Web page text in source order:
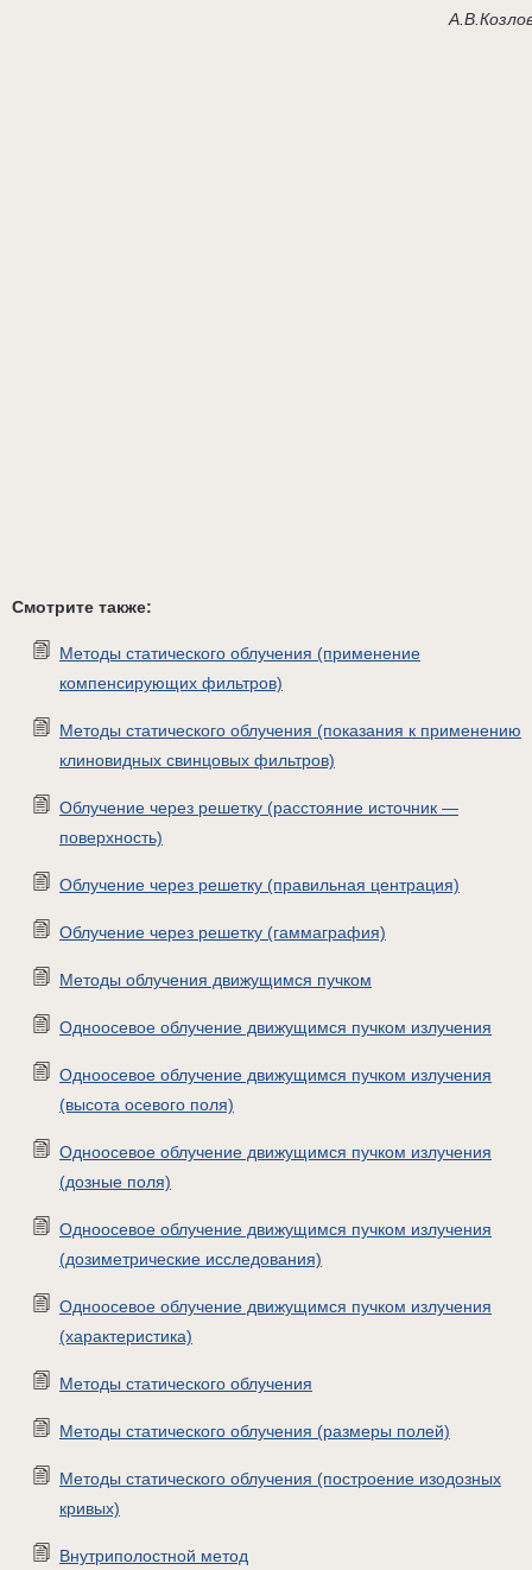
Смотрите также:
Методы статического облучения (применение
компенсирующих фильтров)
Методы статического облучения (показания к применению
клиновидных свинцовых фильтров)
Облучение через решетку (расстояние источник —
поверхность)
Облучение через решетку (правильная центрация)
Облучение через решетку (гаммаграфия)
Методы облучения движущимся пучком
Одноосевое облучение движущимся пучком излучения
Одноосевое облучение движущимся пучком излучения
(высота осевого поля)
Одноосевое облучение движущимся пучком излучения
(дозные поля)
Одноосевое облучение движущимся пучком излучения
(дозиметрические исследования)
Одноосевое облучение движущимся пучком излучения
(характеристика)
Методы статического облучения
Методы статического облучения (размеры полей)
Методы статического облучения (построение изодозных
кривых)
Внутриполостной метод